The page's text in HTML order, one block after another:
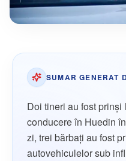
SUMAR GENERAT
Doi tineri au fost
conducere în Huedin
zi, trei bărbați au fost
autovehiculelor sub